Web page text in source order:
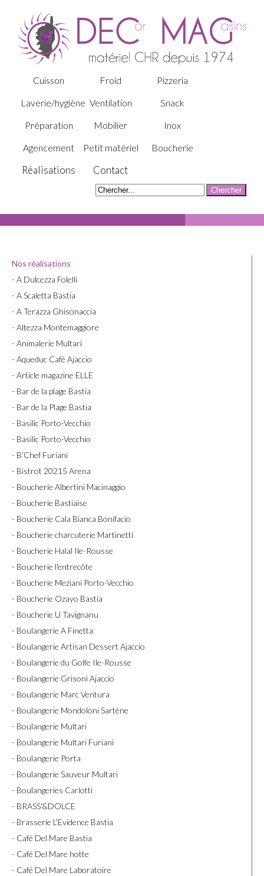
Cuisson Froid
Pizzeria
Laverie/hygiène Ventilation
Snack
Préparation
Mobilier
Inox
Agencement
Petit matériel Boucherie
Réalisations Contact
Nos réalisations
- A Dulcezza Folelli
- A Scaletta Bastia
- A Terazza Ghisonaccia
- Altezza Montemaggiore
- Animalerie Multari
- Aqueduc Café Ajaccio
- Article magazine ELLE
- Bar de la plage Bastia
- Bar de la Plage Bastia
- Basilic Porto-Vecchio
- Basilic Porto-Vecchio
- B’Chef Furiani
- Bistrot 20215 Arena
- Boucherie Albertini Macinaggio
- Boucherie Bastiaise
- Boucherie Cala Bianca Bonifacio
- Boucherie charcuterie Martinetti
- Boucherie Halal Ile-Rousse
- Boucherie l'entrecôte
- Boucherie Meziani Porto-Vecchio
- Boucherie Ozayo Bastia
- Boucherie U Tavignanu
- Boulangerie A Finetta
- Boulangerie Artisan Dessert Ajaccio
- Boulangerie du Golfe Ile-Rousse
- Boulangerie Grisoni Ajaccio
- Boulangerie Marc Ventura
- Boulangerie Mondoloni Sartène
- Boulangerie Multari
- Boulangerie Multari Furiani
- Boulangerie Porta
- Boulangerie Sauveur Multari
- Boulangeries Carlotti
- BRASS'&DOLCE
- Brasserie L'Evidence Bastia
- Café Del Mare Bastia
- Café Del Mare hotte
- Café Del Mare Laboratoire